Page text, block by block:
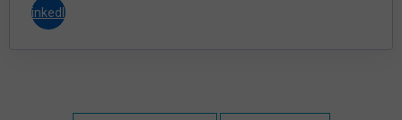
LinkedIn